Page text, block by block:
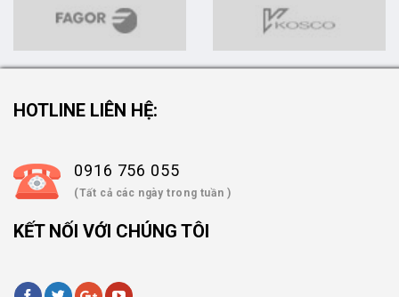
HOTLINE LIÊN HỆ:
0916 756 055
(Tất cả các ngày trong tuần )
KẾT NỐI VỚI CHÚNG TÔI